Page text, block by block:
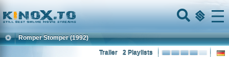
Home
Menu
Romper Stomper (1992)
2 Playlists
Trailer